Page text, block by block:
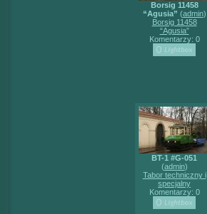
Borsig 11458
“Agusia” (admin)
Borsig 11458
“Agusia”
Komentarzy: 0
BT-1 #G-051
(admin)
Tabor techniczny i
specjalny
Komentarzy: 0